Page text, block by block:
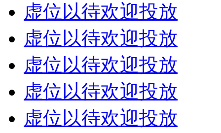
虚位以待欢迎投放
虚位以待欢迎投放
虚位以待欢迎投放
虚位以待欢迎投放
虚位以待欢迎投放